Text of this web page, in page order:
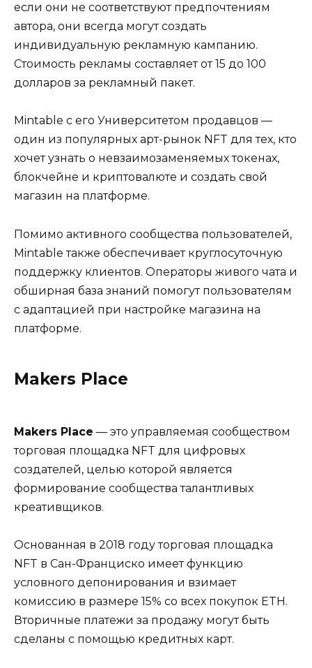
если они не соответствуют предпочтениям
автора, они всегда могут создать
индивидуальную рекламную кампанию.
Стоимость рекламы составляет от 15 до 100
долларов за рекламный пакет.
Mintable с его Университетом продавцов —
один из популярных арт-рынок NFT для тех, кто
хочет узнать о невзаимозаменяемых токенах,
блокчейне и криптовалюте и создать свой
магазин на платформе.
Помимо активного сообщества пользователей,
Mintable также обеспечивает круглосуточную
поддержку клиентов. Операторы живого чата и
обширная база знаний помогут пользователям
с адаптацией при настройке магазина на
платформе.
Makers Place
Makers Place — это управляемая сообществом
торговая площадка NFT для цифровых
создателей, целью которой является
формирование сообщества талантливых
креативщиков.
Основанная в 2018 году торговая площадка
NFT в Сан-Франциско имеет функцию
условного депонирования и взимает
комиссию в размере 15% со всех покупок ETH.
Вторичные платежи за продажу могут быть
сделаны с помощью кредитных карт.